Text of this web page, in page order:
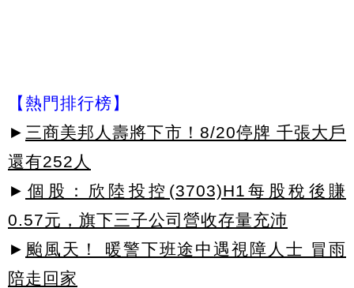
【熱門排行榜】
► 三商美邦人壽將下市！8/20停牌 千張大戶
還有252人
► 個股：欣陸投控(3703)H1每股稅後賺
0.57元，旗下三子公司營收存量充沛
► 颱風天！ 暖警下班途中遇視障人士 冒雨
陪走回家